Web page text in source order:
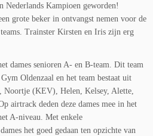
Nederlands Kampioen geworden!
grote beker in ontvangst nemen voor de
Trainster Kirsten en Iris zijn erg
dames senioren A- en B-team. Dit team
Oldenzaal en het team bestaat uit
(KEV), Helen, Kelsey, Alette,
airtrack deden deze dames mee in het
A-niveau. Met enkele
het goed gedaan ten opzichte van